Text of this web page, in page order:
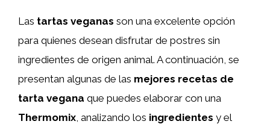
Las tartas veganas son una excelente opción
para quienes desean disfrutar de postres sin
ingredientes de origen animal. A continuación, se
presentan algunas de las mejores recetas de
tarta vegana que puedes elaborar con una
Thermomix, analizando los ingredientes y el